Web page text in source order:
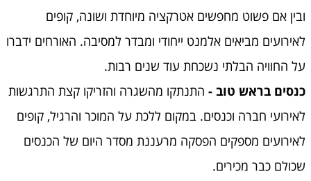
ובין אם פשוט מחפשים אטרקציה מיוחדת ושונה, קופים
לאירועים מביאים אלמנט ייחודי ומבדר למסיבה. האורחים ידברו
על החוויה הבלתי נשכחת עוד שנים רבות.
כנסים בראש טוב - התנתקו מהשגרה והזריקו קצת התרגשות
לאירועי חברה וכנסים. במקום ללכת על המוכר והרגיל, קופים
לאירועים מספקים הפסקה מרעננת מסדר היום של הכנסים
שכולם כבר מכירים.